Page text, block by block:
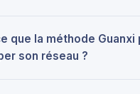
que la méthode Guanxi
son réseau ?